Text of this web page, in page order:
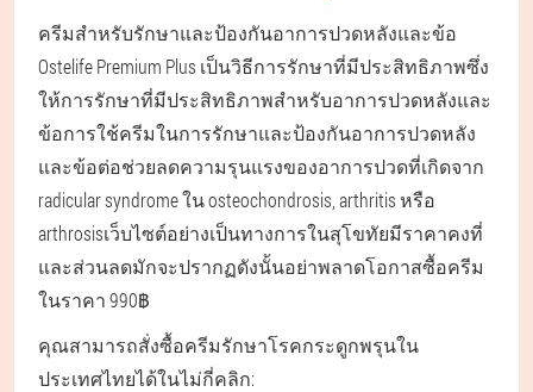
ครีมสำหรับรักษาและป้องกันอาการปวดหลังและข้อ
Ostelife Premium Plus เป็นวิธีการรักษาที่มีประสิทธิภาพซึ่ง
ให้การรักษาที่มีประสิทธิภาพสำหรับอาการปวดหลังและ
ข้อการใช้ครีมในการรักษาและป้องกันอาการปวดหลัง
และข้อต่อช่วยลดความรุนแรงของอาการปวดที่เกิดจาก
radicular syndrome ใน osteochondrosis, arthritis หรือ
arthrosisเว็บไซต์อย่างเป็นทางการในสุโขทัยมีราคาคงที่
และส่วนลดมักจะปรากฏดังนั้นอย่าพลาดโอกาสซื้อครีม
ในราคา 990฿
คุณสามารถสั่งซื้อครีมรักษาโรคกระดูกพรุนใน
ประเทศไทยได้ในไม่กี่คลิก: